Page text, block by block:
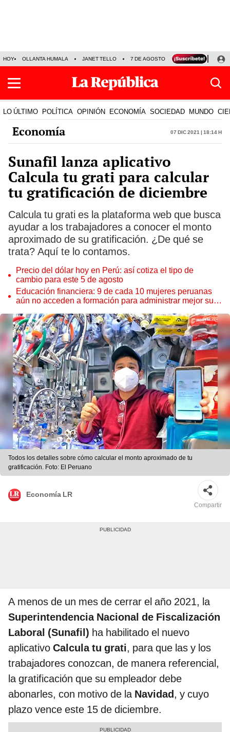
HOY OLLANTA HUMALA JANET TELLO 7 DE AGOSTO TINKA RESULTADOS
LO ÚLTIMO POLÍTICA OPINIÓN ECONOMÍA SOCIEDAD MUNDO
Economía 07 Dic 2021 | 18:14 h
Sunafil lanza aplicativo
Calcula tu grati para calcular
tu gratificación de diciembre
Calcula tu grati es la plataforma web que busca
ayudar a los trabajadores a conocer el monto
aproximado de su gratificación. ¿De qué se
trata? Aquí te lo contamos.
Precio del dólar hoy en Perú: así cotiza el tipo de
cambio para este 5 de agosto
Educación financiera: 9 de cada 10 mujeres peruanas
aún no acceden a formación para administrar mejor su
Todos los detalles sobre cómo calcular el monto aproximado de tu
gratificación. Foto: El Peruano
Economía LR
Compartir
A menos de un mes de cerrar el año 2021, la
Superintendencia Nacional de Fiscalización
Laboral (Sunafil) ha habilitado el nuevo
aplicativo Calcula tu grati, para que las y los
trabajadores conozcan, de manera referencial,
la gratificación que su empleador debe
abonarles, con motivo de la Navidad, y cuyo
plazo vence este 15 de diciembre.